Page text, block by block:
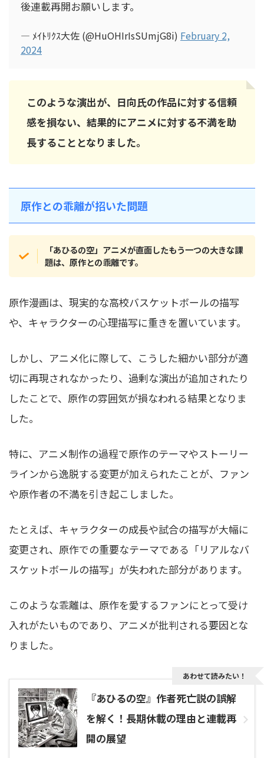
後連載再開お願いします。
— ﾒｲﾄﾘｸｽ大佐 (@HuOHIrIsSUmjG8i) February 2,
2024
このような演出が、日向氏の作品に対する信頼
感を損ない、結果的にアニメに対する不満を助
長することとなりました。
原作との乖離が招いた問題
「あひるの空」アニメが直面したもう一つの大きな課
題は、原作との乖離です。
原作漫画は、現実的な高校バスケットボールの描写
や、キャラクターの心理描写に重きを置いています。
しかし、アニメ化に際して、こうした細かい部分が適
切に再現されなかったり、過剰な演出が追加されたり
したことで、原作の雰囲気が損なわれる結果となりま
した。
特に、アニメ制作の過程で原作のテーマやストーリー
ラインから逸脱する変更が加えられたことが、ファン
や原作者の不満を引き起こしました。
たとえば、キャラクターの成長や試合の描写が大幅に
変更され、原作での重要なテーマである「リアルなバ
スケットボールの描写」が失われた部分があります。
このような乖離は、原作を愛するファンにとって受け
入れがたいものであり、アニメが批判される要因とな
りました。
『あひるの空』作者死亡説の誤解
を解く！長期休載の理由と連載再
開の展望
あわせて読みたい！